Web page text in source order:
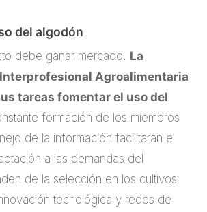
del algodón
debe ganar mercado. La
Agroalimentaria
tareas fomentar el uso del
formación de los miembros
de la información facilitarán el
a las demandas del
de la selección en los cultivos.
tecnológica y redes de